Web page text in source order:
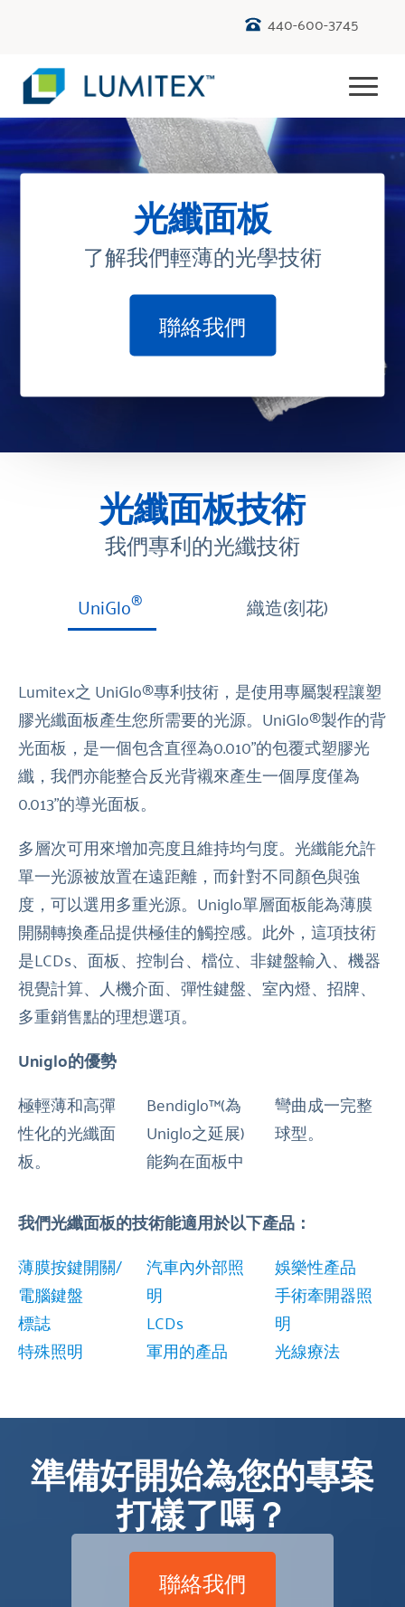
440-600-3745
光纖面板
了解我們輕薄的光學技術
聯絡我們
光纖面板技術
我們專利的光纖技術
UniGlo® 織造(刻花)
Lumitex之 UniGlo®專利技術，是使用專屬製程讓塑
膠光纖面板產生您所需要的光源。UniGlo®製作的背
光面板，是一個包含直徑為0.010"的包覆式塑膠光
纖，我們亦能整合反光背襯來產生一個厚度僅為
0.013"的導光面板。
多層次可用來增加亮度且維持均勻度。光纖能允許
單一光源被放置在遠距離，而針對不同顏色與強
度，可以選用多重光源。Uniglo單層面板能為薄膜
開關轉換產品提供極佳的觸控感。此外，這項技術
是LCDs、面板、控制台、檔位、非鍵盤輸入、機器
視覺計算、人機介面、彈性鍵盤、室內燈、招牌、
多重銷售點的理想選項。
Uniglo的優勢
極輕薄和高彈
性化的光纖面
板。
Bendiglo™(為
Uniglo之延展)
能夠在面板中
彎曲成一完整
球型。
我們光纖面板的技術能適用於以下產品：
薄膜按鍵開關/
電腦鍵盤
標誌
特殊照明
汽車內外部照
明
LCDs
軍用的產品
娛樂性產品
手術牽開器照
明
光線療法
準備好開始為您的專案
打樣了嗎？
聯絡我們